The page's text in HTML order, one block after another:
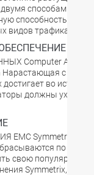
способами:
способность или
видов трафика.
Computer
Нарастающая с
во истину
должны
EMC Symmetrix
по
свою популярную
Symmetrix, она -